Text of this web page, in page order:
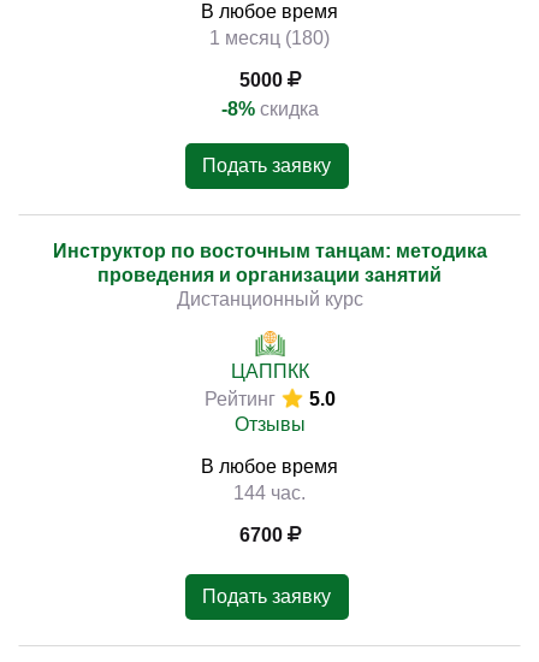
В любое время
1 месяц (180)
5000
-8% скидка
Подать заявку
Инструктор по восточным танцам: методика
проведения и организации занятий
Дистанционный курс
ЦАППКК
Рейтинг
5.0
Отзывы
В любое время
144 час.
6700
Подать заявку